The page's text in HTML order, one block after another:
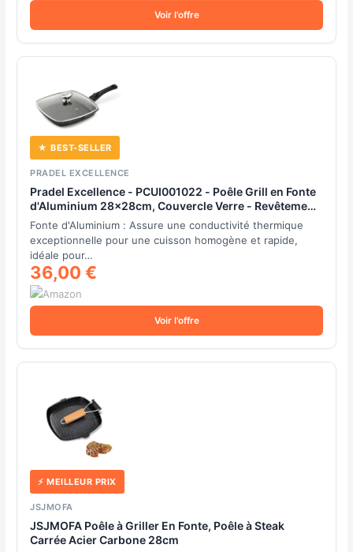
Voir l'offre
★ BEST-SELLER
PRADEL EXCELLENCE
Pradel Excellence - PCUI001022 - Poêle Grill en Fonte
d'Aluminium 28x28cm, Couvercle Verre - Revêtement
Anti-Adhésif Façon Pierre - Manche Amovible - Tout
Feu, Noir
Fonte d'Aluminium : Assure une conductivité thermique
exceptionnelle pour une cuisson homogène et rapide,
idéale pour…
36,00 €
Voir l'offre
⚡ MEILLEUR PRIX
JSJMOFA
JSJMOFA Poêle à Griller En Fonte, Poêle à Steak
Carrée Acier Carbone 28cm